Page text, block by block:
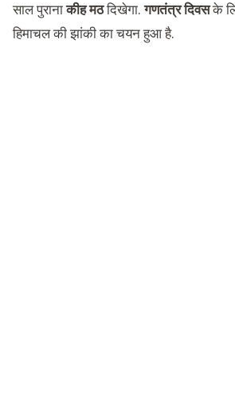
साल पुरानाकीह मठदिखेगा.गणतंत्र दिवसके
हिमाचल की झांकी का चयन हुआ है.